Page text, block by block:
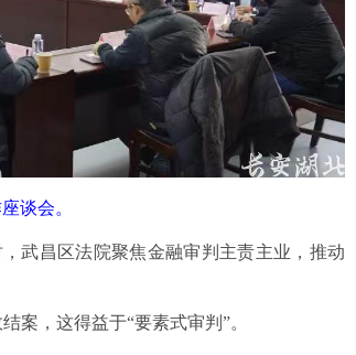
谈会。
武昌区法院聚焦金融审判主责主业，推动
案，这得益于“要素式审判”。